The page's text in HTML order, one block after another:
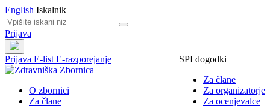
English Iskalnik
Prijava
Prijava
SPI dogodki
Za člane
Za organizatorje
Za ocenjevalce
E-list E-razporejanje
O zbornici
Za člane